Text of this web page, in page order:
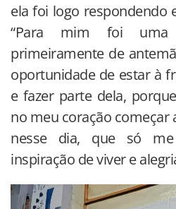
ela foi logo respondendo
“Para mim foi uma
primeiramente de
oportunidade de estar à
e fazer parte dela,
no meu coração começar
nesse dia, que só me
inspiração de viver e